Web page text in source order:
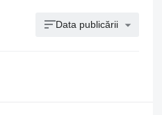
Data publicării